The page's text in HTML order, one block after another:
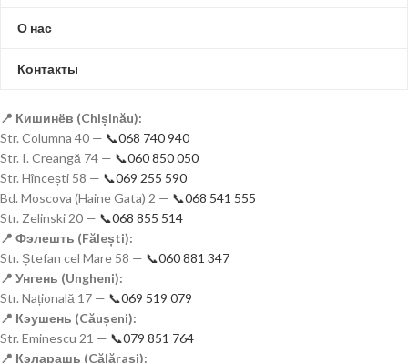
О нас
Контакты
📍 Кишинёв (Chișinău):
Str. Columna 40 — 📞068 740 940
Str. I. Creangă 74 — 📞060 850 050
Str. Hîncești 58 — 📞069 255 590
Bd. Moscova (Haine Gata) 2 — 📞068 541 555
Str. Zelinski 20 — 📞068 855 514
📍 Фэлешть (Fălești):
Str. Ștefan cel Mare 58 — 📞060 881 347
📍 Унгень (Ungheni):
Str. Națională 17 — 📞069 519 079
📍 Кэушень (Căușeni):
Str. Eminescu 21 — 📞079 851 764
📍 Кэларашь (Călărași):